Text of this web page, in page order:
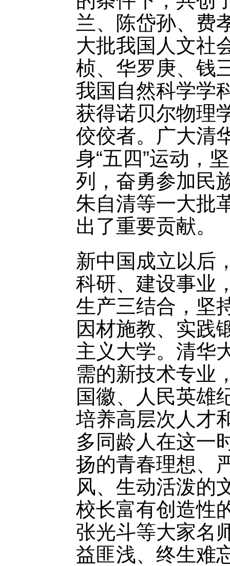
兰、陈岱孙、费
大批我国人文社
桢、华罗庚、钱
我国自然科学学
获得诺贝尔物理
佼佼者。广大清
身“五四”运动，
列，奋勇参加民
朱自清等一大批
出了重要贡献。
新中国成立以后
科研、建设事业
生产三结合，坚
因材施教、实践
主义大学。清华
需的新技术专业
国徽、人民英雄
培养高层次人才
多同龄人在这一
扬的青春理想、
风、生动活泼的
校长富有创造性
张光斗等大家名
益匪浅、终生难